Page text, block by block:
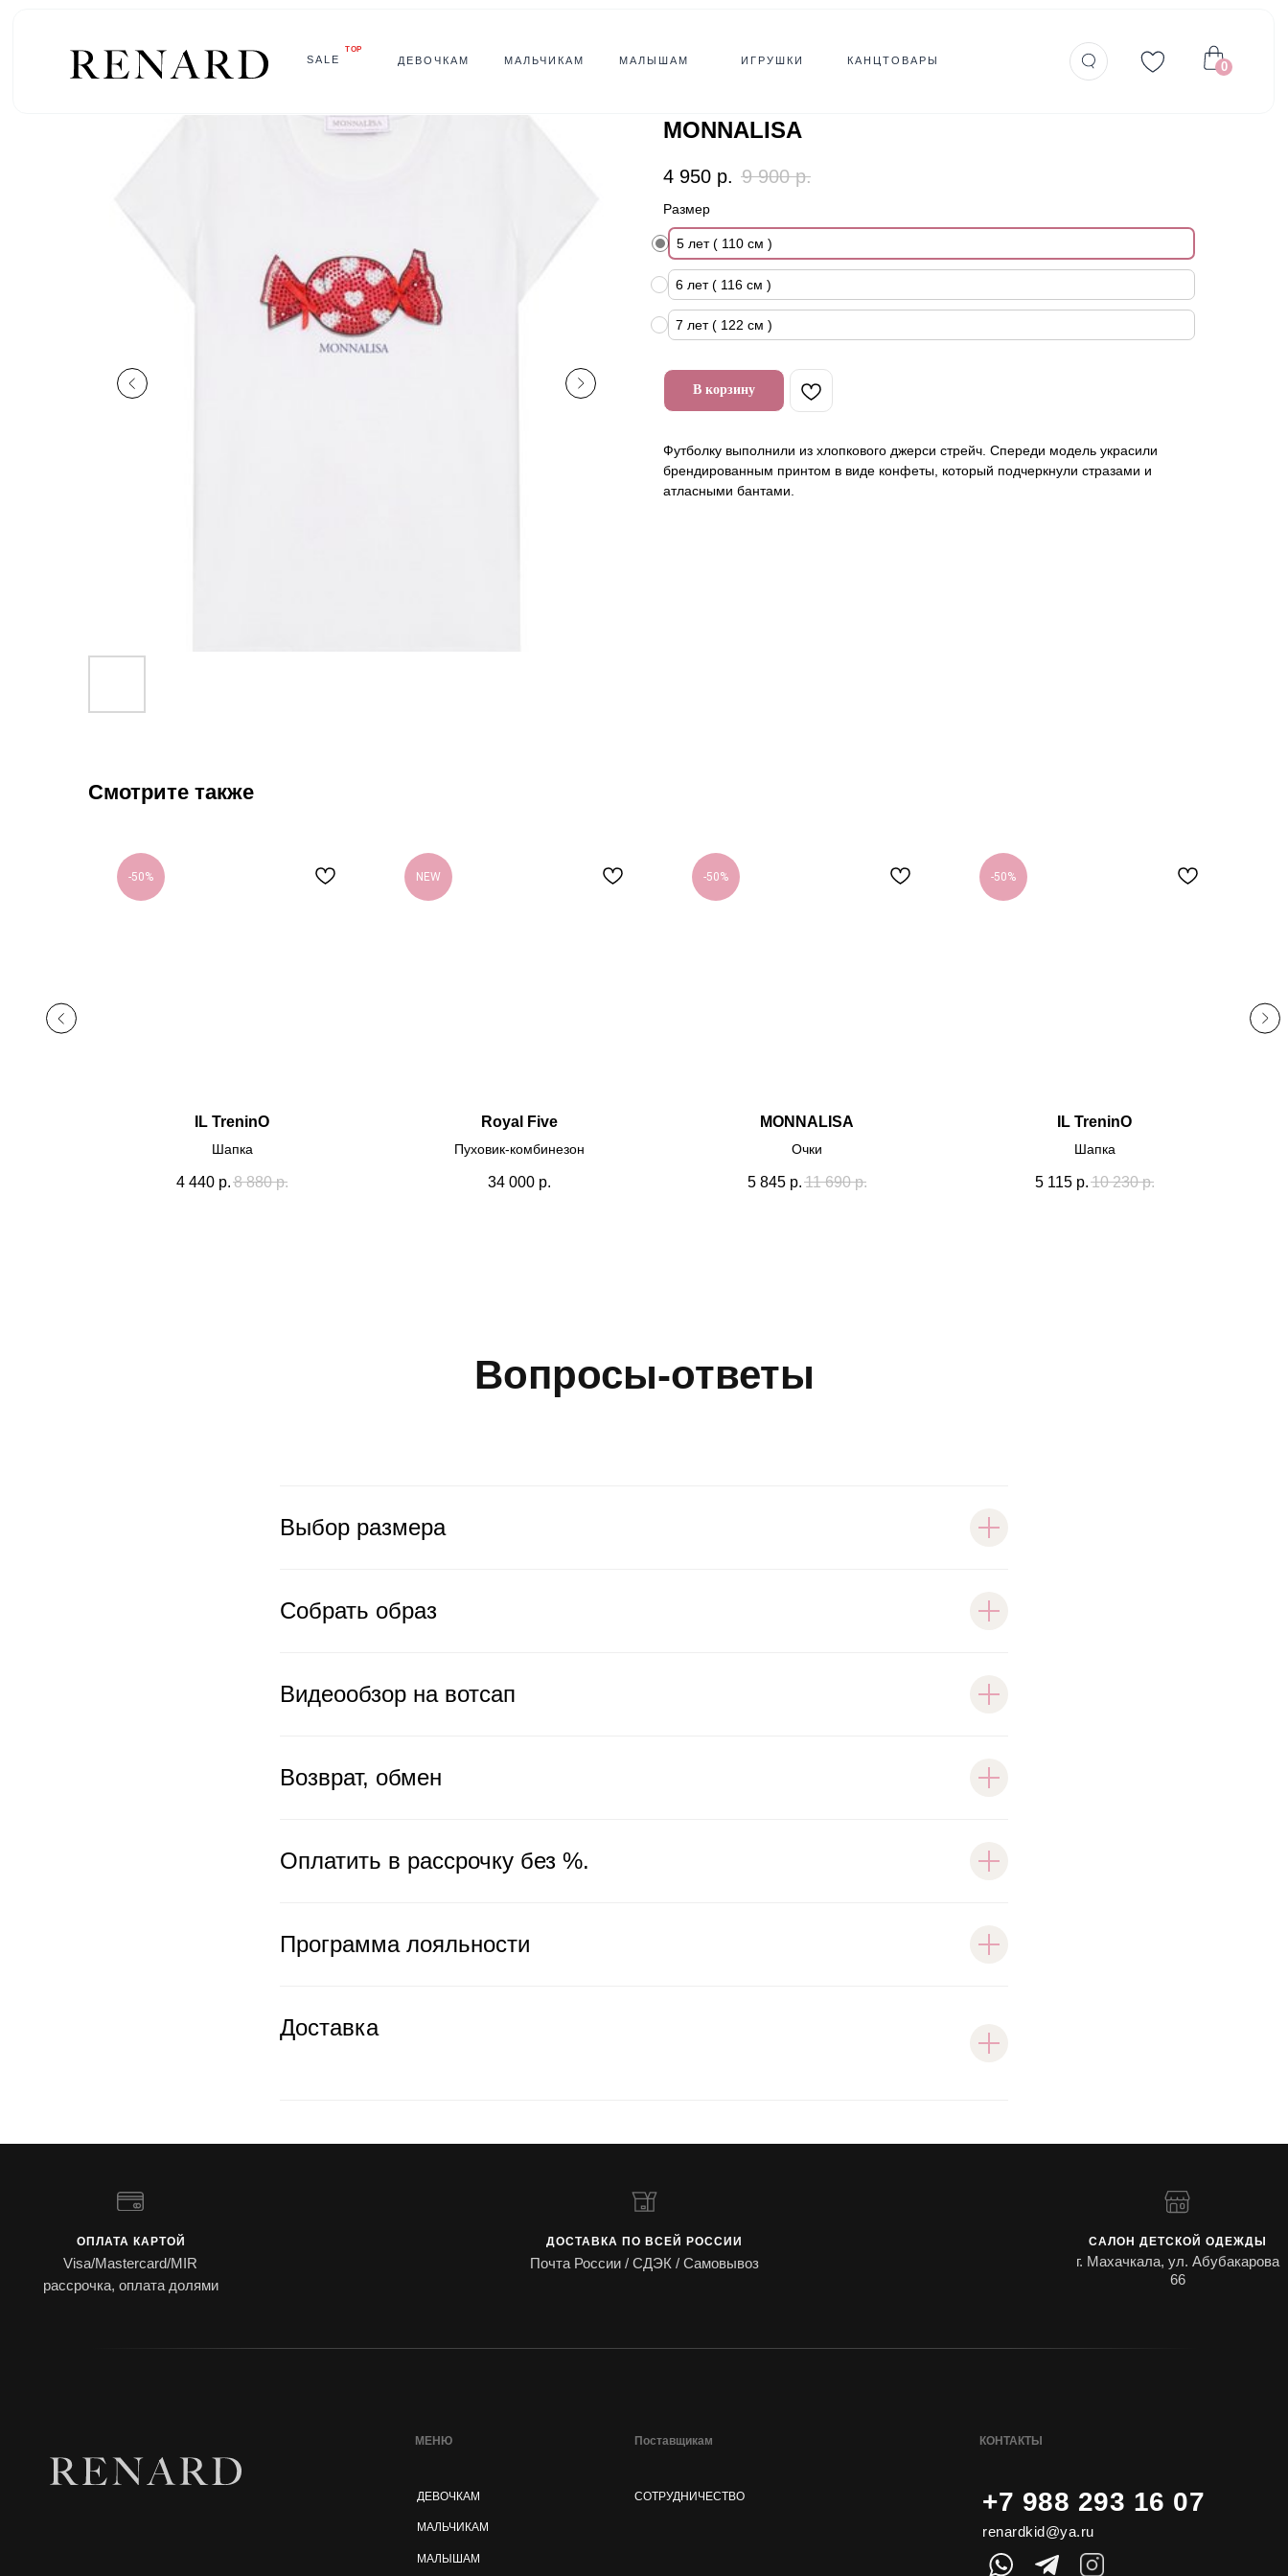
SALE
TOP
ДЕВОЧКАМ МАЛЬЧИКАМ МАЛЫШАМ ИГРУШКИ КАНЦТОВАРЫ 0
MONNALISA
4 950 р. 9 900 р.
Размер
5 лет ( 110 см )
6 лет ( 116 см )
7 лет ( 122 см )
В корзину
Футболку выполнили из хлопкового джерси стрейч. Спереди модель украсили
брендированным принтом в виде конфеты, который подчеркнули стразами и
атласными бантами.
Смотрите также
-50%
IL TreninO
Шапка
4 440 р. 8 880 р.
NEW
Royal Five
Пуховик-комбинезон
34 000 р.
-50%
MONNALISA
Очки
5 845 р. 11 690 р.
-50%
IL TreninO
Шапка
5 115 р. 10 230 р.
Вопросы-ответы
Выбор размера
Собрать образ
Видеообзор на вотсап
Возврат, обмен
Оплатить в рассрочку без %.
Программа лояльности
Доставка
ОПЛАТА КАРТОЙ
Visa/Mastercard/MIR
рассрочка, оплата долями
ДОСТАВКА ПО ВСЕЙ РОССИИ
Почта России / СДЭК / Самовывоз
САЛОН ДЕТСКОЙ ОДЕЖДЫ
г. Махачкала, ул. Абубакарова
66
МЕНЮ
ДЕВОЧКАМ
МАЛЬЧИКАМ
МАЛЫШАМ
КОНТАКТЫ
+7 988 293 16 07
Поставщикам
renardkid@ya.ru
СОТРУДНИЧЕСТВО